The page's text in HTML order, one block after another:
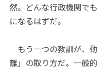
然。どんな行政機関で
になるはずだ。
もう一つの教訓が、
離」の取り方だ。一般